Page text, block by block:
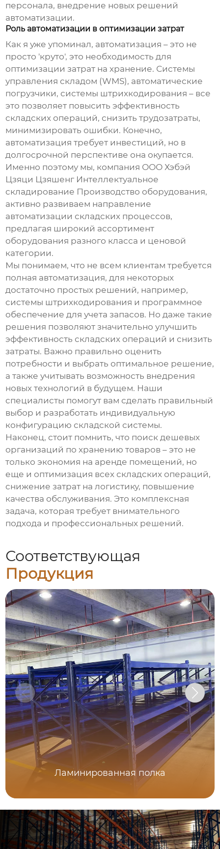
персонала, внедрение новых решений
автоматизации.
Роль автоматизации в оптимизации затрат
Как я уже упоминал, автоматизация – это не
просто 'круто', это необходимость для
оптимизации затрат на хранение. Системы
управления складом (WMS), автоматические
погрузчики, системы штрихкодирования – все
это позволяет повысить эффективность
складских операций, снизить трудозатраты,
минимизировать ошибки. Конечно,
автоматизация требует инвестиций, но в
долгосрочной перспективе она окупается.
Именно поэтому мы, компания ООО Хэбэй
Цзяци Цзяшенг Интеллектуальное
складирование Производство оборудования,
активно развиваем направление
автоматизации складских процессов,
предлагая широкий ассортимент
оборудования разного класса и ценовой
категории.
Мы понимаем, что не всем клиентам требуется
полная автоматизация, для некоторых
достаточно простых решений, например,
системы штрихкодирования и программное
обеспечение для учета запасов. Но даже такие
решения позволяют значительно улучшить
эффективность складских операций и снизить
затраты. Важно правильно оценить
потребности и выбрать оптимальное решение,
а также учитывать возможность внедрения
новых технологий в будущем. Наши
специалисты помогут вам сделать правильный
выбор и разработать индивидуальную
конфигурацию складской системы.
Наконец, стоит помнить, что поискдешевых
организаций по хранению товаров – это не
только экономия на аренде помещений, но
еще и оптимизация всех складских операций,
снижение затрат на логистику, повышение
качества обслуживания. Это комплексная
задача, которая требует внимательного
подхода и профессиональных решений.
Соответствующая
Продукция
Ламинированная полка